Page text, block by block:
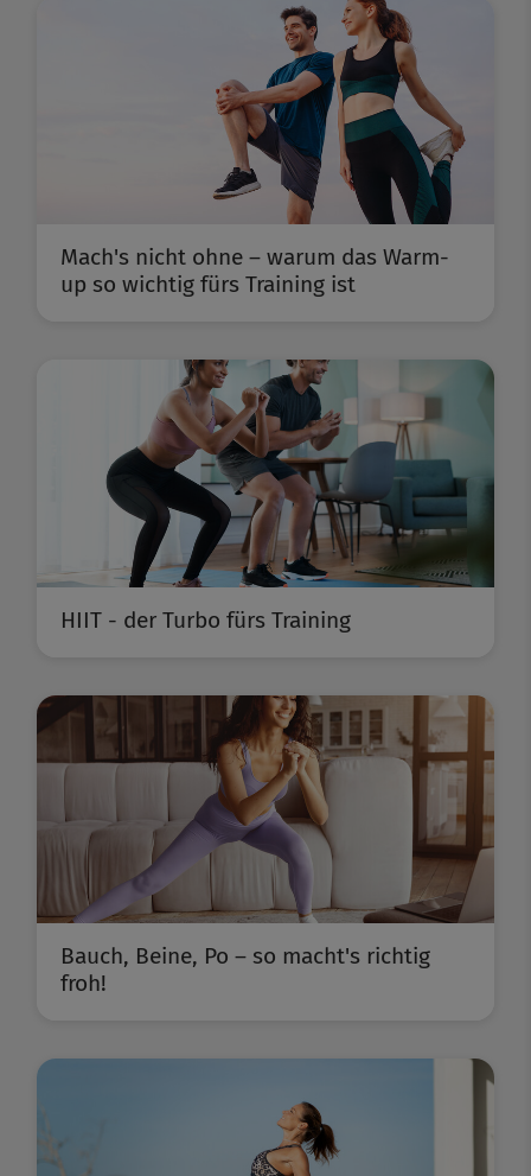
Mach's nicht ohne – warum das Warm-
up so wichtig fürs Training ist
HIIT - der Turbo fürs Training
Bauch, Beine, Po – so macht's richtig
froh!